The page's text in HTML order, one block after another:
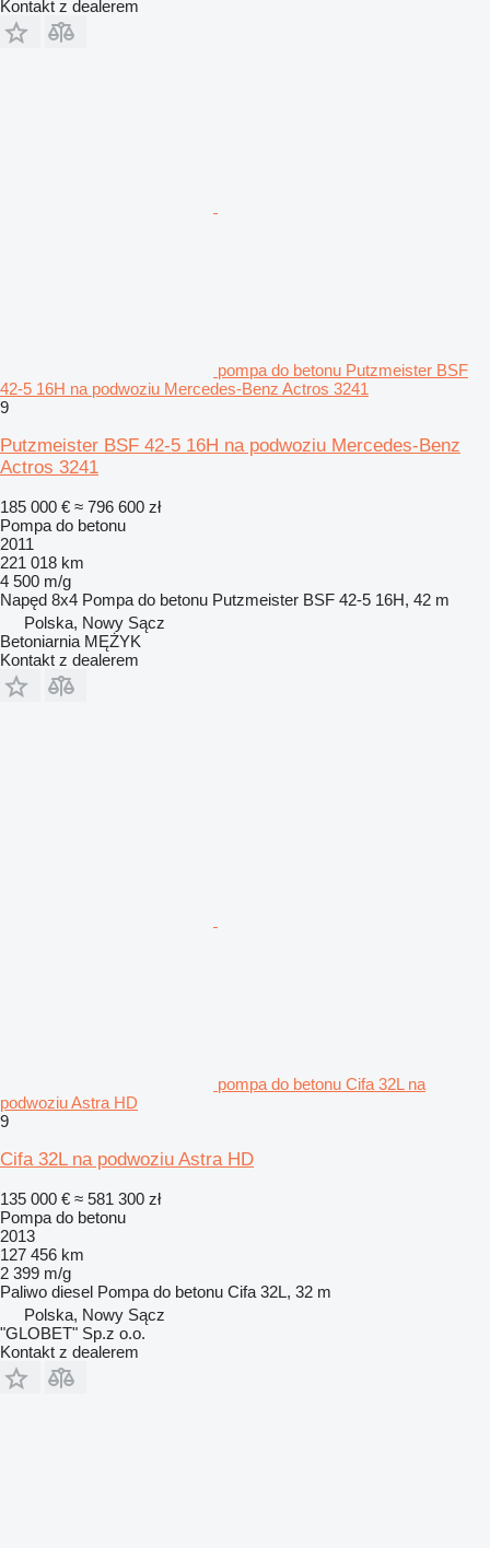
Kontakt z dealerem
pompa do betonu Putzmeister BSF
42-5 16H na podwoziu Mercedes-Benz Actros 3241
9
Putzmeister BSF 42-5 16H na podwoziu Mercedes-Benz
Actros 3241
185 000 € ≈ 796 600 zł
Pompa do betonu
2011
221 018 km
4 500 m/g
Napęd 8x4 Pompa do betonu Putzmeister BSF 42-5 16H, 42 m
Polska, Nowy Sącz
Betoniarnia MĘŻYK
Kontakt z dealerem
pompa do betonu Cifa 32L na
podwoziu Astra HD
9
Cifa 32L na podwoziu Astra HD
135 000 € ≈ 581 300 zł
Pompa do betonu
2013
127 456 km
2 399 m/g
Paliwo diesel Pompa do betonu Cifa 32L, 32 m
Polska, Nowy Sącz
"GLOBET" Sp.z o.o.
Kontakt z dealerem